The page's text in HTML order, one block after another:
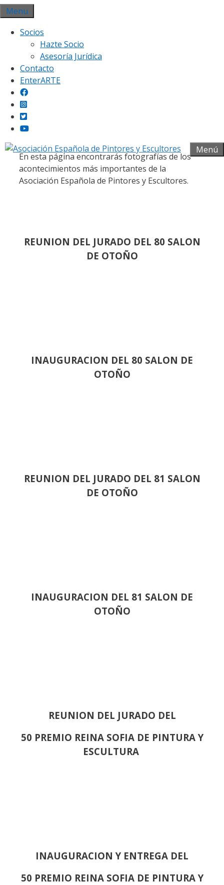
Saltar
al
contenido
Menu
Socios
Hazte Socio
Asesoría Jurídica
Contacto
EnterARTE
Menú
Galería fotográfica
En esta página encontrarás fotografías de los
acontecimientos más importantes de la
Asociación Española de Pintores y Escultores.
REUNION DEL JURADO DEL 80 SALON
DE OTOÑO
INAUGURACION DEL 80 SALON DE
OTOÑO
REUNION DEL JURADO DEL 81 SALON
DE OTOÑO
INAUGURACION DEL 81 SALON DE
OTOÑO
REUNION DEL JURADO DEL
50 PREMIO REINA SOFIA DE PINTURA Y
ESCULTURA
INAUGURACION Y ENTREGA DEL
50 PREMIO REINA SOFIA DE PINTURA Y